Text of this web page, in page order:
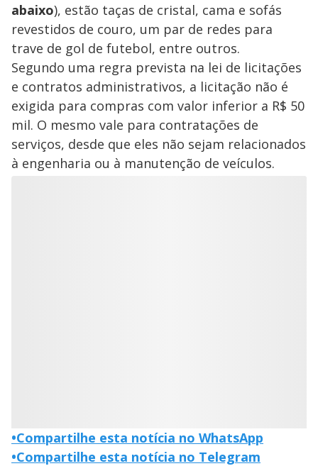
abaixo), estão taças de cristal, cama e sofás
revestidos de couro, um par de redes para
trave de gol de futebol, entre outros.
Segundo uma regra prevista na lei de licitações
e contratos administrativos, a licitação não é
exigida para compras com valor inferior a R$ 50
mil. O mesmo vale para contratações de
serviços, desde que eles não sejam relacionados
à engenharia ou à manutenção de veículos.
•Compartilhe esta notícia no WhatsApp
•Compartilhe esta notícia no Telegram